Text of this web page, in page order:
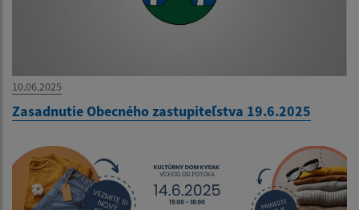
10.06.2025
Zasadnutie Obecného zastupiteľstva 19.6.2025